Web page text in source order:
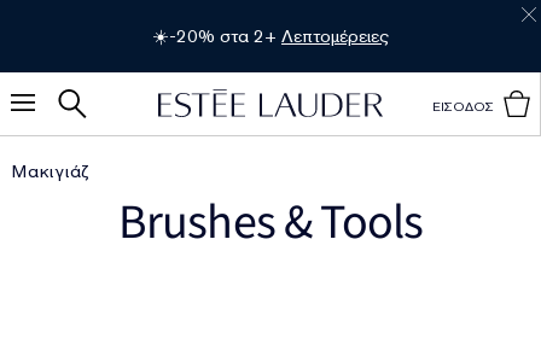
☀️-20% στα 2+ Λεπτομέρειες
ΕΙΣΟΔΟΣ
Μακιγιάζ
Brushes & Tools